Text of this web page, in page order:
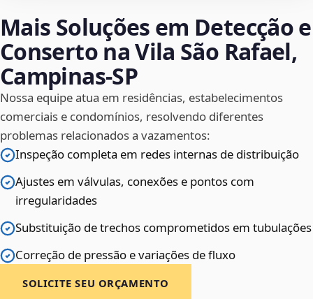
Mais Soluções em Detecção e
Conserto na Vila São Rafael,
Campinas‑SP
Nossa equipe atua em residências, estabelecimentos
comerciais e condomínios, resolvendo diferentes
problemas relacionados a vazamentos:
Inspeção completa em redes internas de distribuição
Ajustes em válvulas, conexões e pontos com
irregularidades
Substituição de trechos comprometidos em tubulações
Correção de pressão e variações de fluxo
SOLICITE SEU ORÇAMENTO